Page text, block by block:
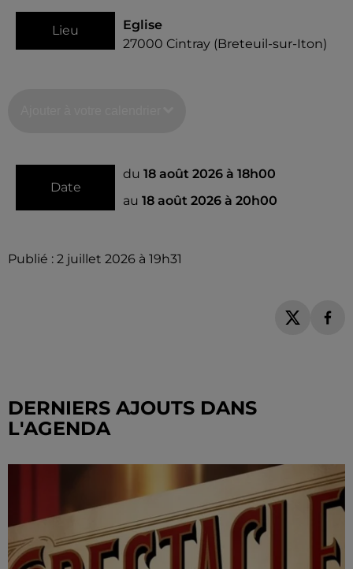
Lieu
Eglise
27000 Cintray (Breteuil-sur-Iton)
Date
du 18 août 2026 à 18h00
au 18 août 2026 à 20h00
Publié : 2 juillet 2026 à 19h31
DERNIERS AJOUTS DANS
L'AGENDA